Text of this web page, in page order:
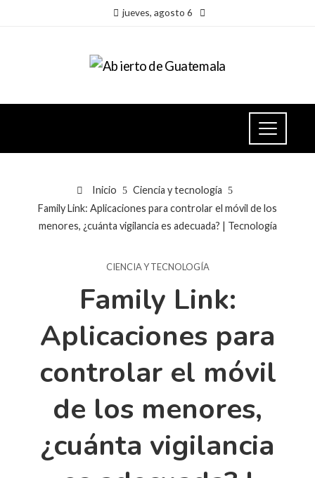
jueves, agosto 6
Inicio
Ciencia y tecnología
Family Link: Aplicaciones para controlar el móvil de los
menores, ¿cuánta vigilancia es adecuada? | Tecnología
CIENCIA Y TECNOLOGÍA
Family Link:
Aplicaciones para
controlar el móvil
de los menores,
¿cuánta vigilancia